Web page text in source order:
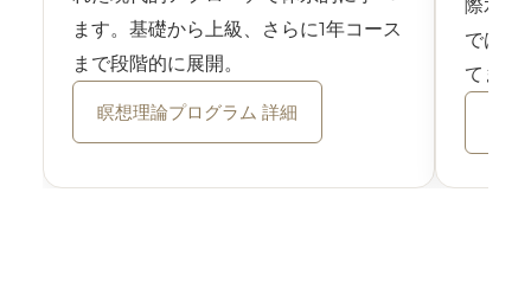
ます。基礎から上級、さらに1年コース
まで段階的に展開。
瞑想理論プログラム 詳細
際水準
ではな
てます